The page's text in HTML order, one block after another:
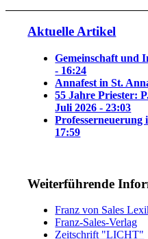
Aktuelle Artikel
Gemeinschaft und
- 16:24
Annafest in St.
55 Jahre Priester:
Juli 2026 - 23:03
Professerneuerung
17:59
Weiterführende
Franz von Sales
Franz-Sales-Verlag
Zeitschrift "LICHT"